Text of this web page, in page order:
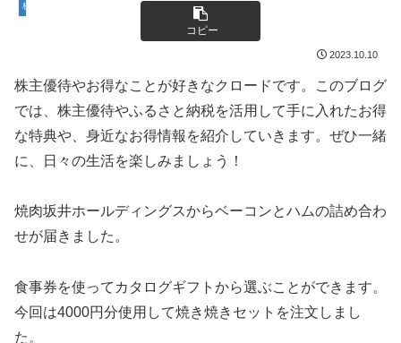
株主優待
コピー
2023.10.10
株主優待やお得なことが好きなクロードです。このブログ
では、 株主優待やふるさと納税を活用して手に入れたお得
な特典や、身近なお得情報を紹介していきます。ぜひ一緒
に、日々の生活を楽しみましょう！
焼肉坂井ホールディングスからベーコンとハムの詰め合わ
せが届きました。
食事券を使ってカタログギフトから選ぶことができます。
今回は4000円分使用して焼き焼きセットを注文しまし
た。